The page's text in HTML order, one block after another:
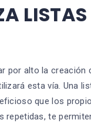
LISTAS
por alto la
esta vía. Una
que los
repetidas, te